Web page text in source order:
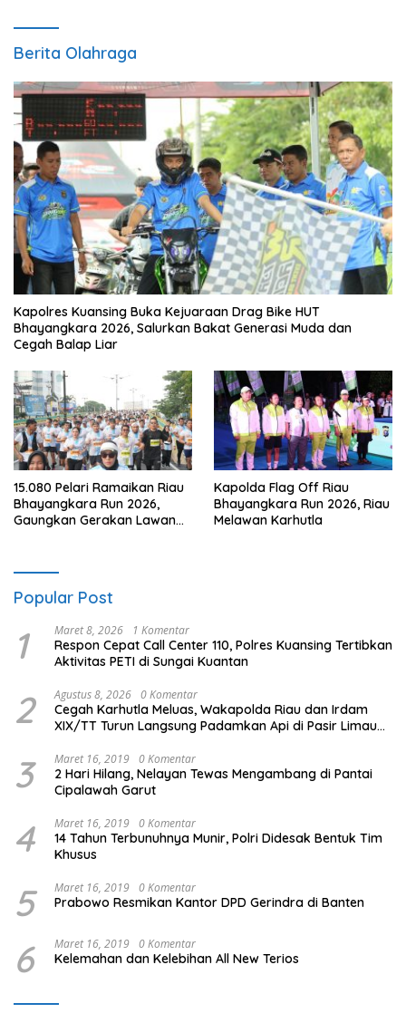
Berita Olahraga
Kapolres Kuansing Buka Kejuaraan Drag Bike HUT
Bhayangkara 2026, Salurkan Bakat Generasi Muda dan
Cegah Balap Liar
15.080 Pelari Ramaikan Riau
Bhayangkara Run 2026,
Gaungkan Gerakan Lawan
Kapolda Flag Off Riau
Bhayangkara Run 2026, Riau
Melawan Karhutla
Popular Post
1 Maret 8, 2026 1 Komentar
Respon Cepat Call Center 110, Polres Kuansing Tertibkan
Aktivitas PETI di Sungai Kuantan
2 Agustus 8, 2026 0 Komentar
Cegah Karhutla Meluas, Wakapolda Riau dan Irdam
XIX/TT Turun Langsung Padamkan Api di Pasir Limau
3 Maret 16, 2019 0 Komentar
2 Hari Hilang, Nelayan Tewas Mengambang di Pantai
Cipalawah Garut
4 Maret 16, 2019 0 Komentar
14 Tahun Terbunuhnya Munir, Polri Didesak Bentuk Tim
Khusus
5 Maret 16, 2019 0 Komentar
Prabowo Resmikan Kantor DPD Gerindra di Banten
6 Maret 16, 2019 0 Komentar
Kelemahan dan Kelebihan All New Terios